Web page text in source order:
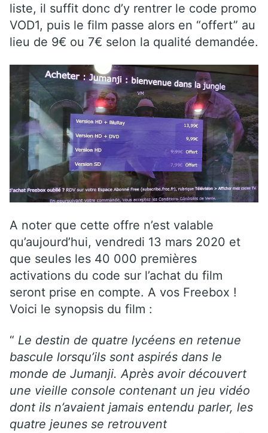
liste, il suffit donc d’y rentrer le code promo
VOD1, puis le film passe alors en “offert” au
lieu de 9€ ou 7€ selon la qualité demandée.
A noter que cette offre n’est valable
qu’aujourd’hui, vendredi 13 mars 2020 et
que seules les 40 000 premières
activations du code sur l’achat du film
seront prise en compte. A vos Freebox !
Voici le synopsis du film :
“ Le destin de quatre lycéens en retenue
bascule lorsqu’ils sont aspirés dans le
monde de Jumanji. Après avoir découvert
une vieille console contenant un jeu vidéo
dont ils n’avaient jamais entendu parler, les
quatre jeunes se retrouvent